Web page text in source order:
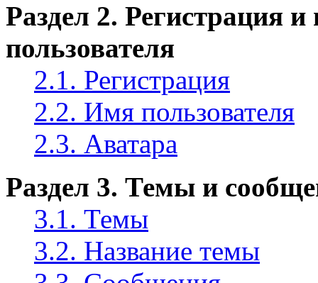
Раздел 2. Регистрация
пользователя
2.1. Регистрация
2.2. Имя пользователя
2.3. Аватара
Раздел 3. Темы и
3.1. Темы
3.2. Название темы